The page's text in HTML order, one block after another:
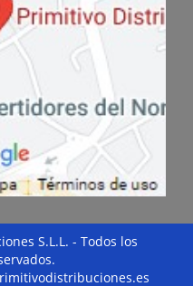
S.L.L. - Todos los